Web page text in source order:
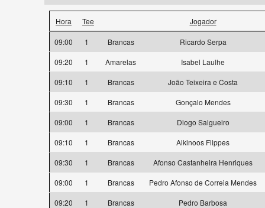
Hora Tee Jogador
09:00 1 Brancas
Ricardo Serpa
09:20
1 Amarelas
Isabel Laulhe
09:10
1 Brancas
João Teixeira e Costa
09:30
1 Brancas
Gonçalo Mendes
09:00
1 Brancas
Diogo Salgueiro
09:10
1 Brancas
Alkinoos Flippes
09:30
1 Brancas
Afonso Castanheira Henriques
09:00
1 Brancas
Pedro Afonso de Correia Mendes
09:20
1 Brancas
Pedro Barbosa